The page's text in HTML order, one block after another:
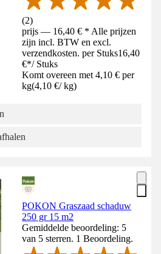
(2)
prijs — 16,40 € * Alle prijzen
zijn incl. BTW en excl.
verzendkosten. per Stuks16,40
€*/ Stuks
Komt overeen met 4,10 € per
kg(4,10 €/ kg)
POKON Graszaad schaduw
250 gr 15 m2
Gemiddelde beoordeling: 5
van 5 sterren. 1 Beoordeling.